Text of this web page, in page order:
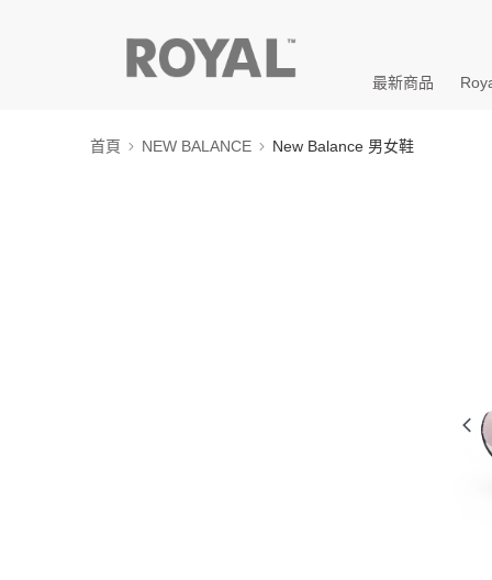
最新商品
首頁 NEW BALANCE New Balance 男女鞋